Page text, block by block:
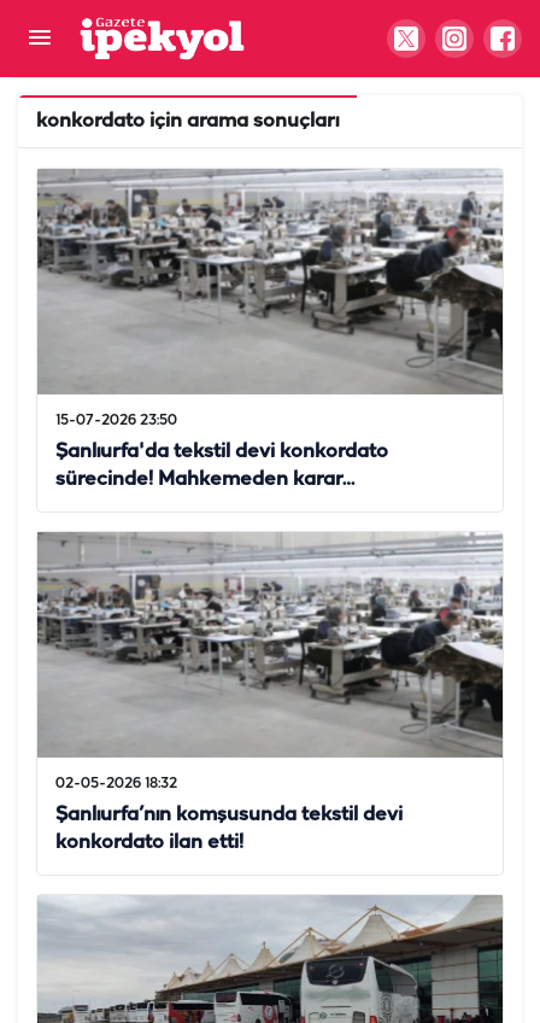
konkordato için arama sonuçları
15-07-2026 23:50
Şanlıurfa'da tekstil devi konkordato
sürecinde! Mahkemeden karar…
02-05-2026 18:32
Şanlıurfa’nın komşusunda tekstil devi
konkordato ilan etti!